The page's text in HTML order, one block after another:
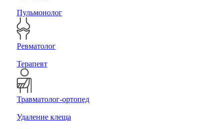
Пульмонолог
Ревматолог
Терапевт
Травматолог-ортопед
Удаление клеща